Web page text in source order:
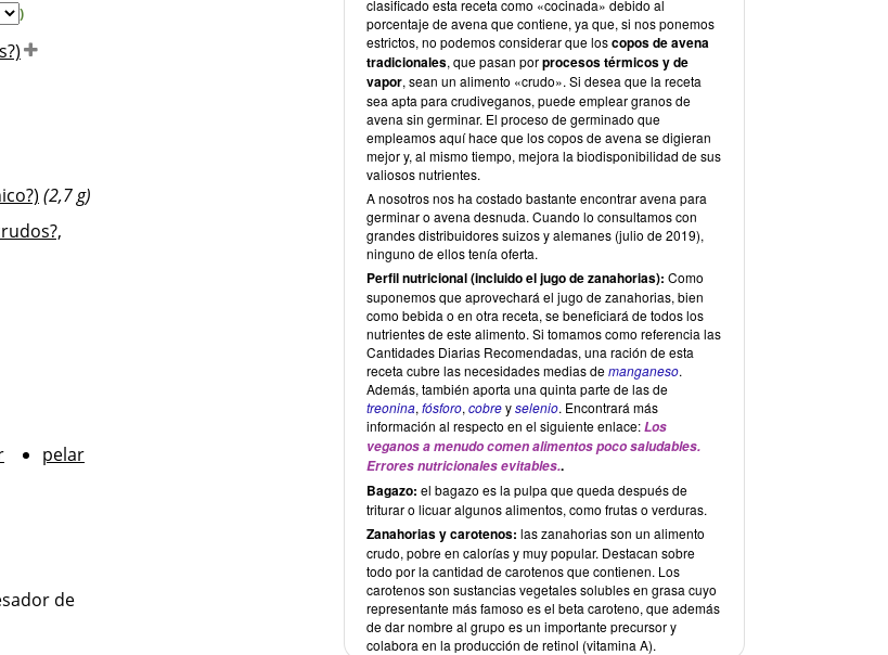
)
(2,7 g)
pelar
de
clasificado esta receta como «cocinada» debido al
porcentaje de avena que contiene, ya que, si nos ponemos
estrictos, no podemos considerar que loscopos de avena
tradicionales, que pasan porprocesos térmicos y de
vapor, sean un alimento «crudo». Si desea que la receta
sea apta para crudiveganos, puede emplear granos de
avena sin germinar. El proceso de germinado que
empleamos aquí hace que los copos de avena se digieran
mejor y, al mismo tiempo, mejora la biodisponibilidad de sus
valiosos nutrientes.
A nosotros nos ha costado bastante encontrar avena para
germinar o avena desnuda. Cuando lo consultamos con
grandes distribuidores suizos y alemanes (julio de 2019),
ninguno de ellos tenía oferta.
Perfil nutricional (incluido el jugo de zanahorias): Como
suponemos que aprovechará el jugo de zanahorias, bien
como bebida o en otra receta, se beneficiará de todos los
nutrientes de este alimento. Si tomamos como referencia las
Cantidades Diarias Recomendadas, una ración de esta
receta cubre las necesidades medias demanganeso.
Además, también aporta una quinta parte de las de
treonina, fósforo, cobreyselenio. Encontrará más
información al respecto en el siguiente enlace:Los
veganos a menudo comen alimentos poco saludables.
Errores nutricionales evitables..
Bagazo: el bagazo es la pulpa que queda después de
triturar o licuar algunos alimentos, como frutas o verduras.
Zanahorias y carotenos: las zanahorias son un alimento
crudo, pobre en calorías y muy popular. Destacan sobre
todo por la cantidad de carotenos que contienen. Los
carotenos son sustancias vegetales solubles en grasa cuyo
representante más famoso es el beta caroteno, que además
de dar nombre al grupo es un importante precursor y
colabora en la producción de retinol (vitamina A).